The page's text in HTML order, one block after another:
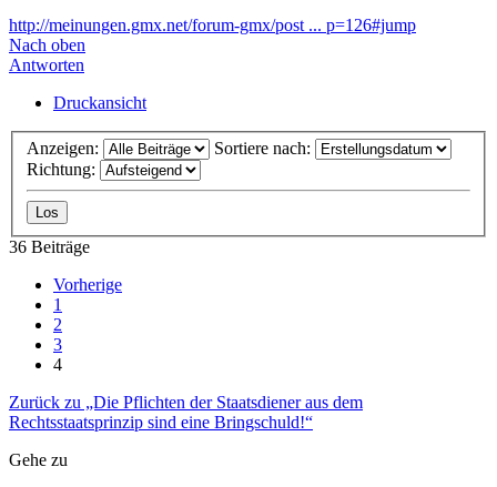
http://meinungen.gmx.net/forum-gmx/post ... p=126#jump
Nach oben
Antworten
Druckansicht
Anzeigen:
Sortiere nach:
Richtung:
36 Beiträge
Vorherige
1
2
3
4
Zurück zu „Die Pflichten der Staatsdiener aus dem
Rechtsstaatsprinzip sind eine Bringschuld!“
Gehe zu